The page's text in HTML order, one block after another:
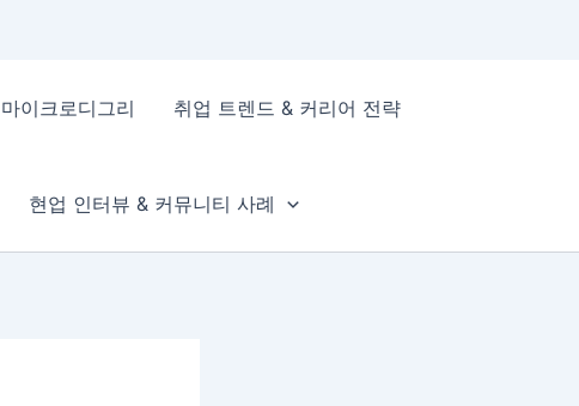
이크로디그리 취업 트렌드 & 커리어 전략
현업 인터뷰 & 커뮤니티 사례